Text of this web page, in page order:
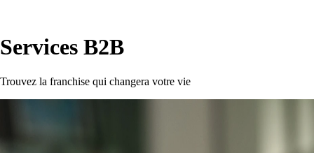
Services B2B
Trouvez la franchise qui changera votre vie